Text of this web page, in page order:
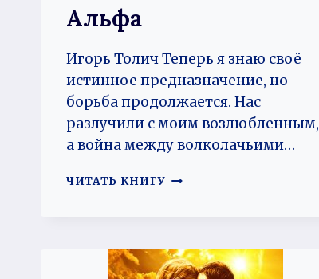
Альфа
Игорь Толич Теперь я знаю своё
истинное предназначение, но
борьба продолжается. Нас
разлучили с моим возлюбленным,
а война между волколачьими…
ЧИТАТЬ КНИГУ МОЙ